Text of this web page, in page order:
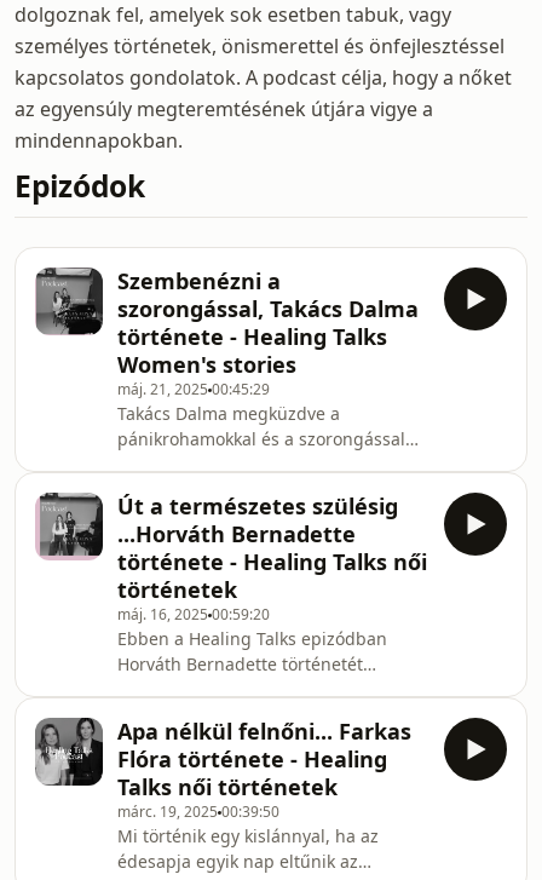
dolgoznak fel, amelyek sok esetben tabuk, vagy
személyes történetek, önismerettel és önfejlesztéssel
kapcsolatos gondolatok. A podcast célja, hogy a nőket
az egyensúly megteremtésének útjára vigye a
mindennapokban.
Epizódok
Szembenézni a
szorongással, Takács Dalma
története - Healing Talks
Women's stories
máj. 21, 2025 00:45:29
Takács Dalma megküzdve a
pánikrohamokkal és a szorongással
arról, hogyan hatnak a tünetek a
mindennapjaira, és hogyan találta
meg azokat az eszközöket, amelyek
segítenek neki. Számára a
pszichoterápia és a művészetterápia
nemcsak megküzdési módszer,
hanem az egyensúlyteremtés útja is.
Saját tapasztalatait felhasználva ma
már másoknak is segít. Hisz abban,
hogy a s
Út a természetes szülésig
...Horváth Bernadette
története - Healing Talks női
történetek
máj. 16, 2025 00:59:20
Ebben a Healing Talks epizódban
Horváth Bernadette történetét
keresztül találta meg a belső
erejét.Első gyermekét otthon szerette
volna világra hozni, ám a szülés
császármetszéssel zárult. Ez a
tapasztalat mély nyomot hagyott
benne testileg és lelkileg is. Amikor
Apa nélkül felnőni... Farkas
Flóra története - Healing
Talks női történetek
márc. 19, 2025 00:39:50
Mi történik egy kislánnyal, ha az
édesapja egyik nap eltűnik az